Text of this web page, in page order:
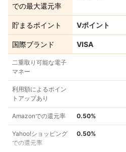
での最大還元率
貯まるポイント Vポイント
国際ブランド VISA
二重取り可能な電子
マネー
利用額によるポイン
トアップあり
Amazonでの還元率 0.50%
Yahoo!ショッピング
での還元率
0.50%